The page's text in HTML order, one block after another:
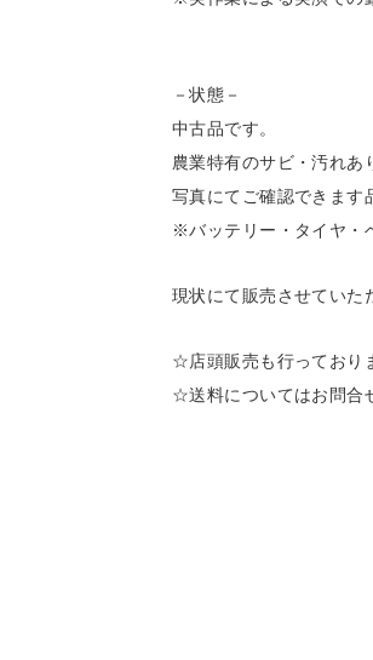
－状態－
中古品です。
農業特有のサビ・汚れあ
写真にてご確認できます
※バッテリー・タイヤ・
現状にて販売させていた
☆店頭販売も行っており
☆送料についてはお問合